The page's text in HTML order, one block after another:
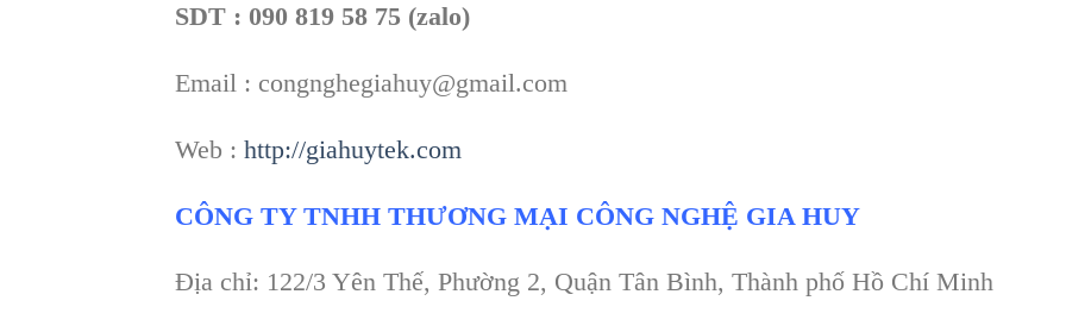
SDT : 090 819 58 75 (zalo)
Email : congnghegiahuy@gmail.com
Web : http://giahuytek.com
CÔNG TY TNHH THƯƠNG MẠI CÔNG NGHỆ GIA HUY
Địa chỉ: 122/3 Yên Thế, Phường 2, Quận Tân Bình, Thành phố Hồ Chí Minh